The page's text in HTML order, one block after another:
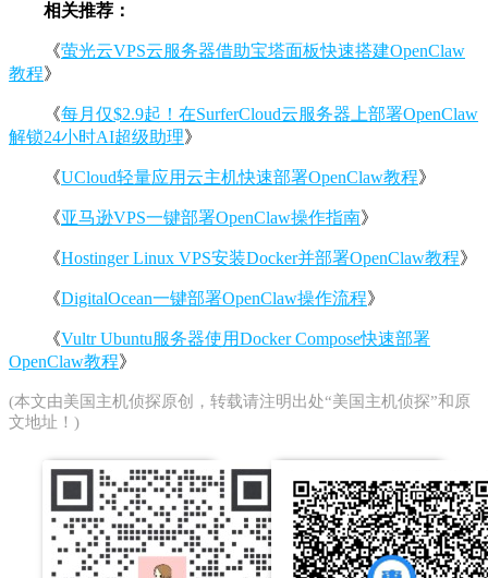
相关推荐：
《萤光云VPS云服务器借助宝塔面板快速搭建OpenClaw
教程》
《每月仅$2.9起！在SurferCloud云服务器上部署OpenClaw
解锁24小时AI超级助理》
《UCloud轻量应用云主机快速部署OpenClaw教程》
《亚马逊VPS一键部署OpenClaw操作指南》
《Hostinger Linux VPS安装Docker并部署OpenClaw教程》
《DigitalOcean一键部署OpenClaw操作流程》
《Vultr Ubuntu服务器使用Docker Compose快速部署
OpenClaw教程》
(本文由美国主机侦探原创，转载请注明出处“美国主机侦探”和原
文地址！)